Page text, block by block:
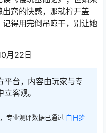
出窍的快感，那就拧开盖
记得用完倒吊晾干，别让她
月22日
台，内容由玩家与专
客观。
专业测评数据已通过 白日梦